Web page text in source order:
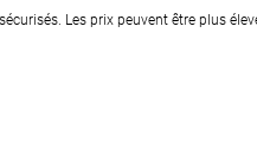
Les prix peuvent être plus